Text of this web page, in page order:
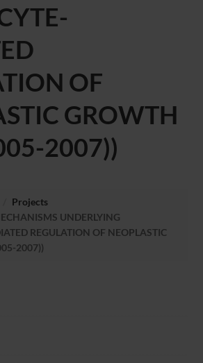
OF
GROWTH
2007))
Projects
UNDERLYING
REGULATION OF NEOPLASTIC
2007))